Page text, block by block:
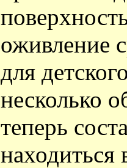
оживление
для
несколько
теперь
находиться